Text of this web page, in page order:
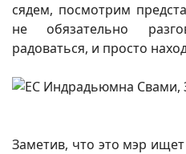
сядем, посмотрим
не обязательно
радоваться, и просто
Заметив, что это мэр